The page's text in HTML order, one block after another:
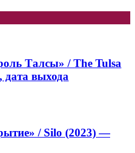
Талсы» / The Tulsa
выхода
/ Silo (2023) —